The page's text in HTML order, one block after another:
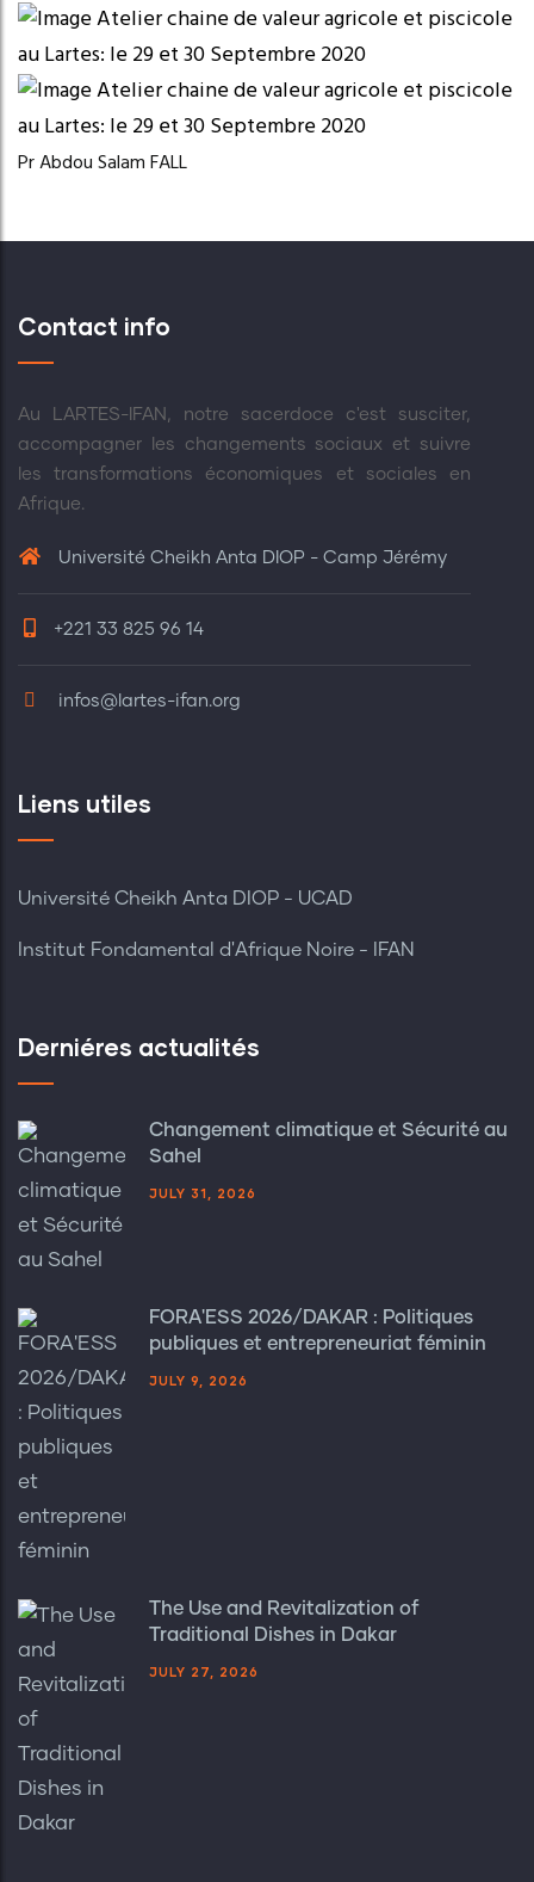
Pr Abdou Salam FALL
Contact info
Au LARTES-IFAN, notre sacerdoce c'est susciter,
accompagner les changements sociaux et suivre
les transformations économiques et sociales en
Afrique.
Université Cheikh Anta DIOP - Camp Jérémy
+221 33 825 96 14
infos@lartes-ifan.org
Liens utiles
Université Cheikh Anta DIOP - UCAD
Institut Fondamental d'Afrique Noire - IFAN
Derniéres actualités
Changement climatique et Sécurité au
Sahel
JULY 31, 2026
FORA'ESS 2026/DAKAR : Politiques
publiques et entrepreneuriat féminin
JULY 9, 2026
The Use and Revitalization of
Traditional Dishes in Dakar
JULY 27, 2026